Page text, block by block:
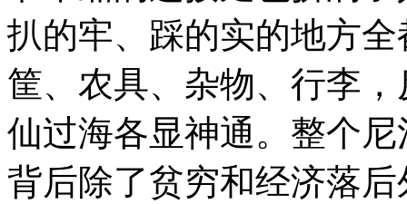
境
城
市
杰
伊
纳
格
尔。
这
条
扒的牢、踩的实的地方
筐、农具、杂物、行李
仙过海各显神通。 整个
背后除了贫穷和经济落